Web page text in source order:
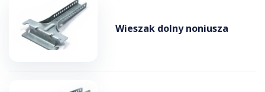
Wieszak dolny noniusza